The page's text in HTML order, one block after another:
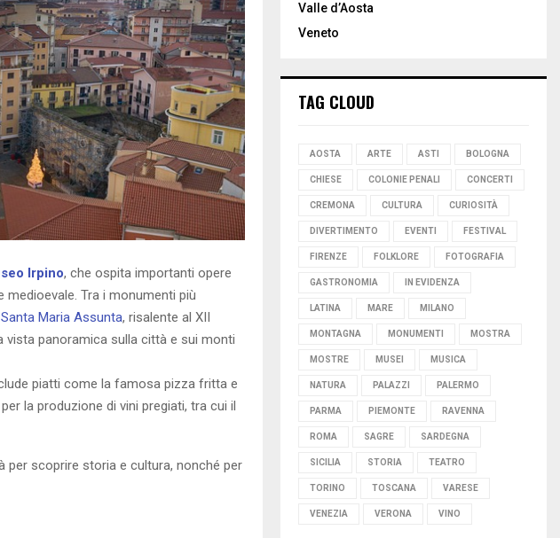
Irpino, che ospita importanti opere
medioevale. Tra i monumenti più
Maria Assunta, risalente al XII
panoramica sulla città e sui monti
piatti come la famosa pizza fritta e
la produzione di vini pregiati, tra cui il
scoprire storia e cultura, nonché per
Valle d’Aosta
Veneto
TAG CLOUD
AOSTA ARTE ASTI BOLOGNA
CHIESE COLONIE PENALI CONCERTI
CREMONA CULTURA CURIOSITÀ
DIVERTIMENTO EVENTI FESTIVAL
FIRENZE FOLKLORE FOTOGRAFIA
GASTRONOMIA IN EVIDENZA
LATINA MARE MILANO
MONTAGNA MONUMENTI MOSTRA
MOSTRE MUSEI MUSICA
NATURA PALAZZI PALERMO
PARMA PIEMONTE RAVENNA
ROMA SAGRE SARDEGNA
SICILIA STORIA TEATRO
TORINO TOSCANA VARESE
VENEZIA VERONA VINO